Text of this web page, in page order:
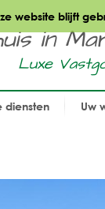
website blijft
in
Luxe
diensten Uw